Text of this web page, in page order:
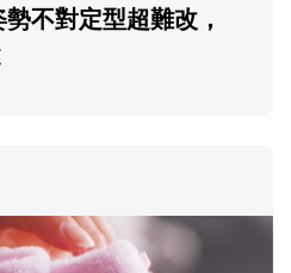
不對定型超難改，